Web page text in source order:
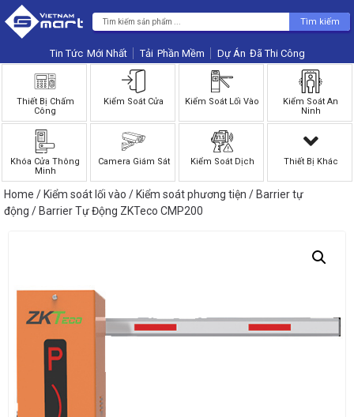
Tìm kiếm
Tin Tức Phần Mềm Dự Án
Thiết Bị Chấm
Công
Kiểm Soát Cửa Kiểm Soát Lối Vào
Kiểm Soát An
Ninh
Khóa Cửa Thông
Minh
Camera Giám Sát Kiểm Soát Dịch Thiết Bị Khác
Home /Kiểm soát lối vào /Kiểm soát phương tiện /Barrier tự
động / Barrier Tự Động ZKTeco CMP200